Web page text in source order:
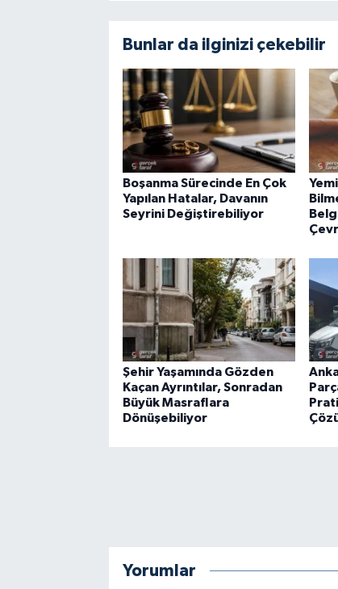
Bunlar da ilginizi çekebilir
Boşanma Sürecinde En Çok
Yapılan Hatalar, Davanın
Seyrini Değiştirebiliyor
Şehir Yaşamında Gözden
Kaçan Ayrıntılar, Sonradan
Büyük Masraflara
Dönüşebiliyor
Yorumlar